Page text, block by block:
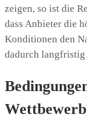
zeigen, so ist die
dass Anbieter die
Konditionen den
dadurch langfristig
Wettbewerb